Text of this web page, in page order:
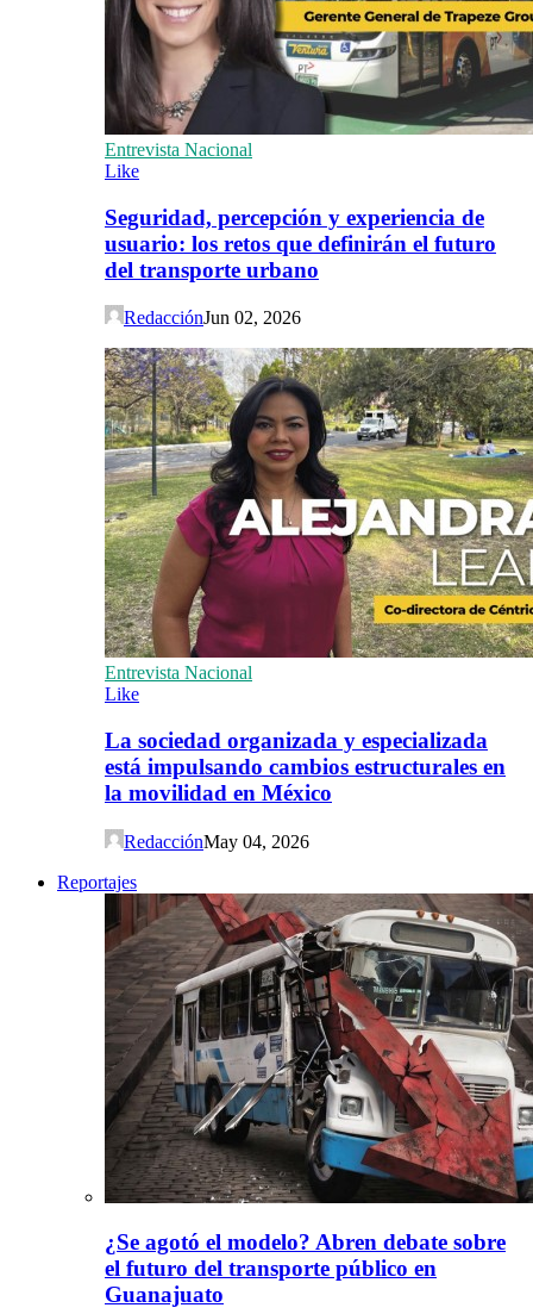
Entrevista Nacional
Like
Seguridad, percepción y experiencia de
usuario: los retos que definirán el futuro
del transporte urbano
RedacciónJun 02, 2026
Entrevista Nacional
Like
La sociedad organizada y especializada
está impulsando cambios estructurales en
la movilidad en México
RedacciónMay 04, 2026
Reportajes
¿Se agotó el modelo? Abren debate sobre
el futuro del transporte público en
Guanajuato